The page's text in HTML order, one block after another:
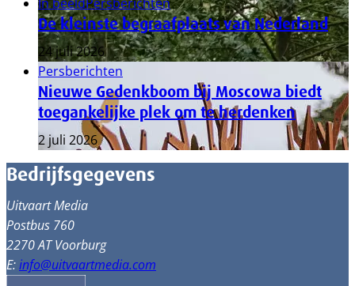
De kleinste begraafplaats van Nederland
24 juli 2026
Persberichten
Nieuwe Gedenkboom bij Moscowa biedt
toegankelijke plek om te herdenken
2 juli 2026
Bedrijfsgegevens
Uitvaart Media
Postbus 760
2270 AT Voorburg
E:info@uitvaartmedia.com